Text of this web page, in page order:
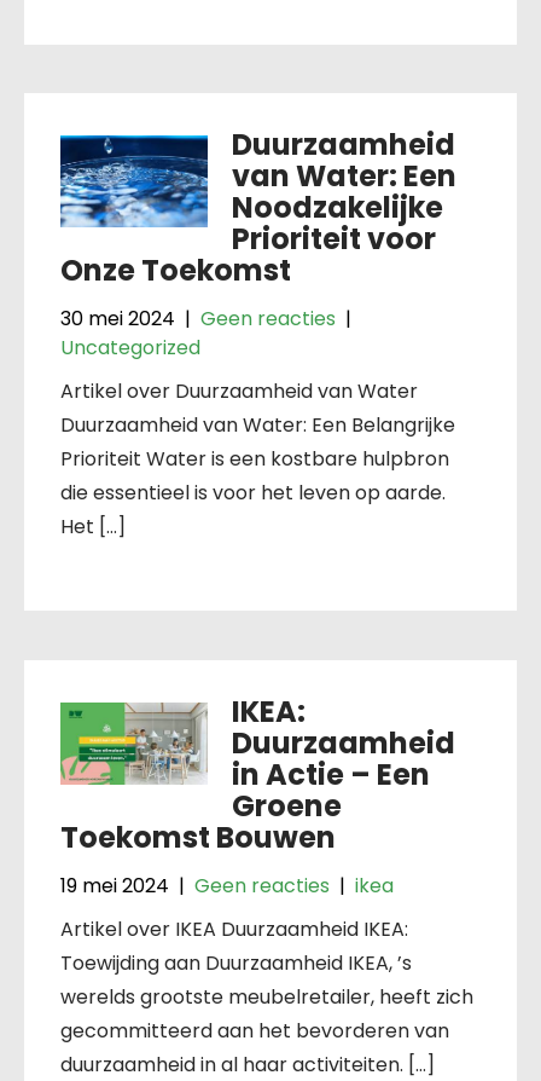
Duurzaamheid
van Water: Een
Noodzakelijke
Prioriteit voor
Onze Toekomst
30 mei 2024 | Geen reacties |
Uncategorized
Artikel over Duurzaamheid van Water
Duurzaamheid van Water: Een Belangrijke
Prioriteit Water is een kostbare hulpbron
die essentieel is voor het leven op aarde.
Het […]
IKEA:
Duurzaamheid
in Actie – Een
Groene
Toekomst Bouwen
19 mei 2024 | Geen reacties | ikea
Artikel over IKEA Duurzaamheid IKEA:
Toewijding aan Duurzaamheid IKEA, ’s
werelds grootste meubelretailer, heeft zich
gecommitteerd aan het bevorderen van
duurzaamheid in al haar activiteiten. […]